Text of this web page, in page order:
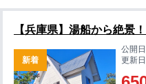
【兵庫県】湯船から絶景
新着
公開
更新